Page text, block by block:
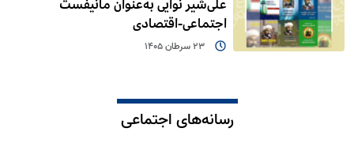
علی‌شیر نوایی به‌عنوان مانیفست
اجتماعی-اقتصادی
23 سرطان 1405
رسانه‌های اجتماعی